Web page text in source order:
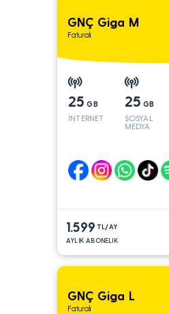
GNÇ Giga M
Faturalı
25 GB
İNTERNET
25 GB
SOSYAL
MEDYA
1.599 TL/AY
AYLIK ABONELIK
GNÇ Giga L
Faturalı